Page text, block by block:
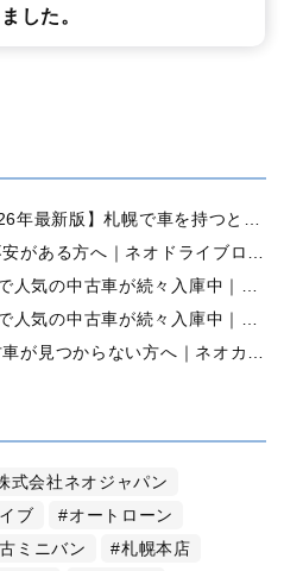
した。
式会社ネオジャパン
ブ
オートローン
ミニバン
札幌本店